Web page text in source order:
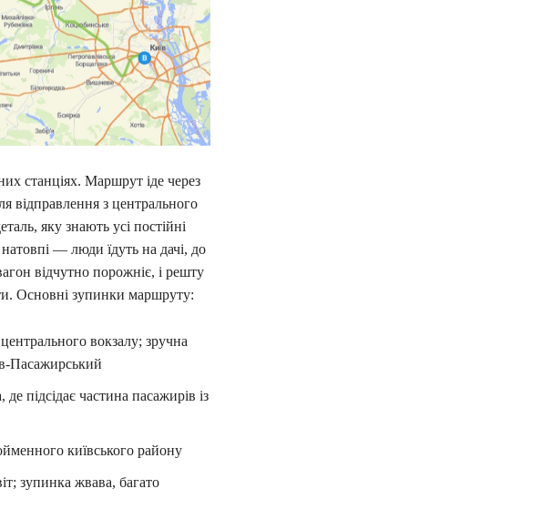
станціях. Маршрут іде через
відправлення з центрального
яку знають усі постійні
— люди їдуть на дачі, до
відчутно порожніє, і решту
Основні зупинки маршруту:
вокзалу; зручна
Пасажирський
підсідає частина пасажирів із
київського району
зупинка жвава, багато